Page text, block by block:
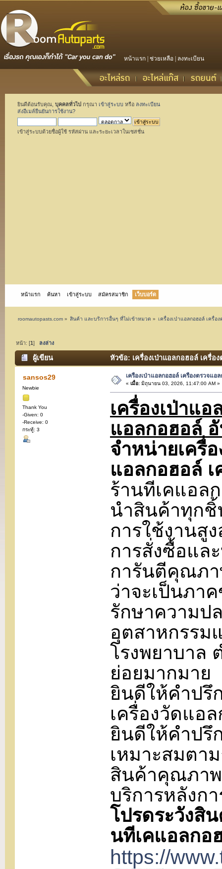
หน้าแรก ช่วยเหลือ ลงทะเบียน
ยินดีต้อนรับคุณ, บุคคลทั่วไป กรุณา เข้าสู่ระบบ หรือ ลงทะเบียน
ส่งอีเมล์ยืนยันการใช้งาน?
เข้าสู่ระบบด้วยชื่อผู้ใช้ รหัสผ่าน และระยะเวลาในเซสชั่น
หน้าแรก ค้นหา เข้าสู่ระบบ สมัครสมาชิก เว็บบอร์ด
roomautopasts.com» สินค้า และบริการอื่นๆ ที่ไม่เข้าหมวด » เครื่องเป่าแอลกอฮอล์ เครื่อ
หน้า: [1] ลงล่าง
ผู้เขียน หัวข้อ: เครื่องเป่าแอลกอฮอล์ เครื่
sansos29
Newbie
Thank You
-Given: 0
-Receive: 0
กระทู้: 3
เครื่องเป่าแอลกอฮอล์ เครื่องตรวจแอ
« เมื่อ:มิถุนายน 03, 2026, 11:47:00 AM »
เครื่องเป่าแ
แอลกอฮอล์
จำหน่ายเครื่
แอลกอฮอล์
ร้านทีเคแอล
นำสินค้าทุก
การใช้งานสู
การสั่งซื้อแล
การันตีคุณภ
ว่าจะเป็นภา
รักษาความป
อุตสาหกรรม
โรงพยาบาล
ย่อยมากมาย
ยินดีให้คำป
เครื่องวัดแอ
ยินดีให้คำปรึ
เหมาะสมตา
สินค้าคุณภาพ
บริการหลังก
โปรดระวังสิ
นทีเคแอลกอ
https://